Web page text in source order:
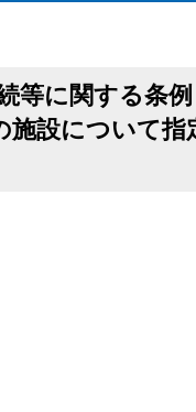
等に関する条
設について指